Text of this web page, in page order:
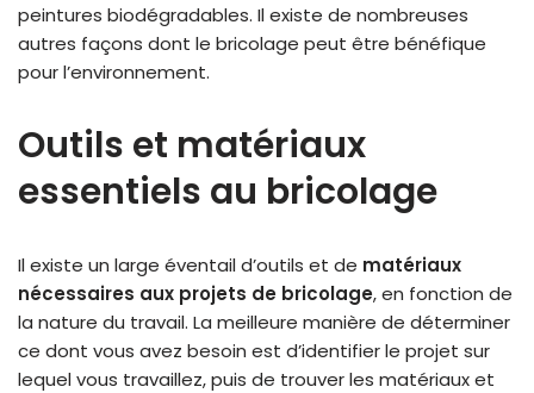
peintures biodégradables. Il existe de nombreuses
autres façons dont le bricolage peut être bénéfique
pour l’environnement.
Outils et matériaux
essentiels au bricolage
Il existe un large éventail d’outils et de matériaux
nécessaires aux projets de bricolage, en fonction de
la nature du travail. La meilleure manière de déterminer
ce dont vous avez besoin est d’identifier le projet sur
lequel vous travaillez, puis de trouver les matériaux et